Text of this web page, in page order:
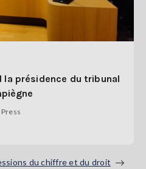
la présidence du tribunal
du chiffre et du droit